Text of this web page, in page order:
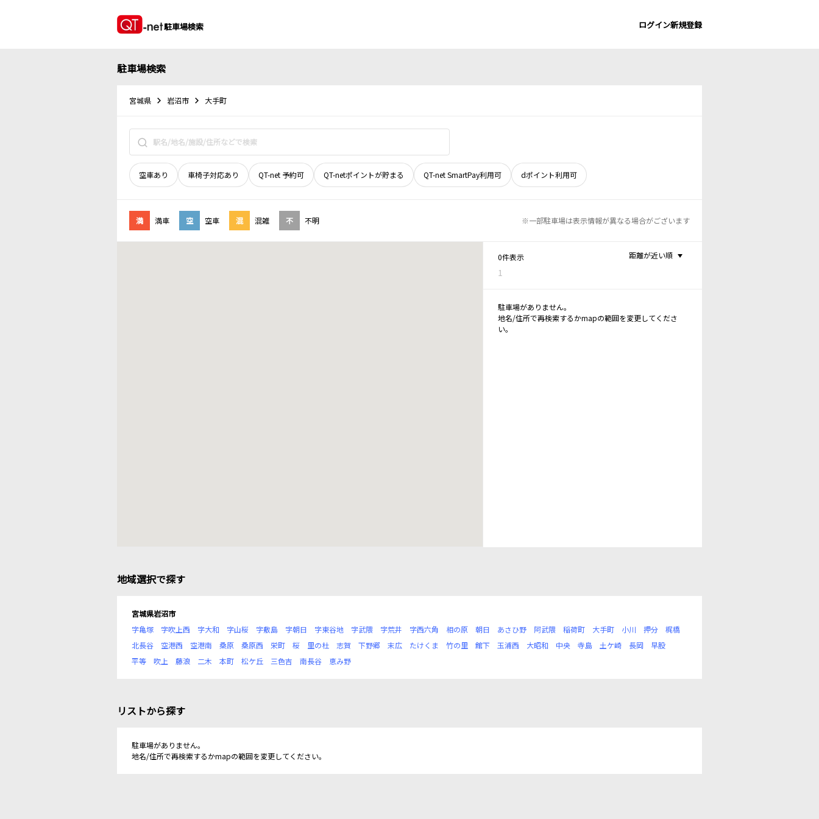
駐車場検索 ログイン新規登録
駐車場検索
宮城県 岩沼市 大手町
空車あり 車椅子対応あり QT-net 予約可 QT-netポイントが貯まる QT-net SmartPay利用可 dポイント利用可
満 満車 空 空車 混 混雑 不 不明 ※一部駐車場は表示情報が異なる場合がございます
0件表示
1
距離が近い順
駐車場がありません。
地名/住所で再検索するかmapの範囲を変更してくださ
い。
地域選択で探す
宮城県岩沼市
字亀塚
字吹上西 字大和 字山桜 字敷島 字朝日 字東谷地 字武隈 字荒井 字西六角 相の原 朝日 あさひ野 阿武隈 稲荷町 大手町 小川 押分
梶橋
北長谷
空港西 空港南 桑原 桑原西 栄町 桜 里の杜 志賀 下野郷 末広 たけくま 竹の里 館下 玉浦西 大昭和 中央 寺島 土ケ崎 長岡
早股
平等
吹上 藤浪 二木 本町 松ケ丘 三色吉 南長谷 恵み野
リストから探す
駐車場がありません。
地名/住所で再検索するかmapの範囲を変更してください。